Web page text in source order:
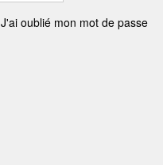
J'ai oublié mon mot de passe